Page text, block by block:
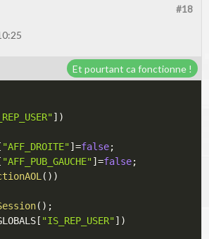
#18
Et pourtant ca fonctionne !
] )
"AFF_DROITE"] =false;
"AFF_PUB_GAUCHE"] =false;
( ) )
( ) ;
[ "IS_REP_USER"] )